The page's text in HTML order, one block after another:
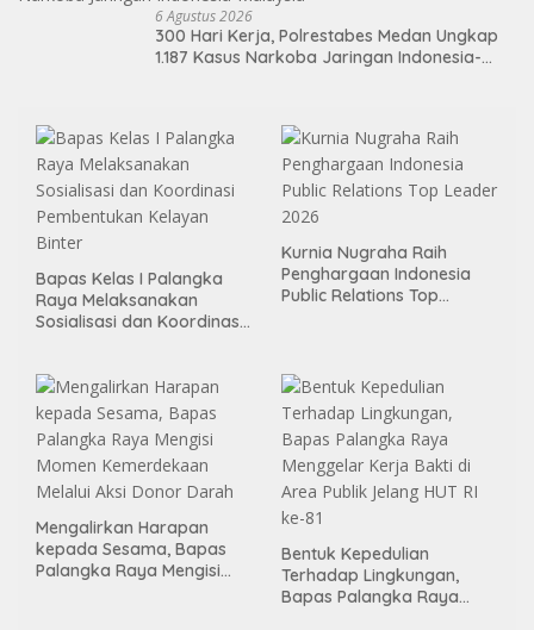
6 Agustus 2026
300 Hari Kerja, Polrestabes Medan Ungkap
1.187 Kasus Narkoba Jaringan Indonesia-
Bapas Kelas I Palangka
Raya Melaksanakan
Sosialisasi dan Koordinasi
Kurnia Nugraha Raih
Penghargaan Indonesia
Public Relations Top
Mengalirkan Harapan
kepada Sesama, Bapas
Palangka Raya Mengisi
Bentuk Kepedulian
Terhadap Lingkungan,
Bapas Palangka Raya